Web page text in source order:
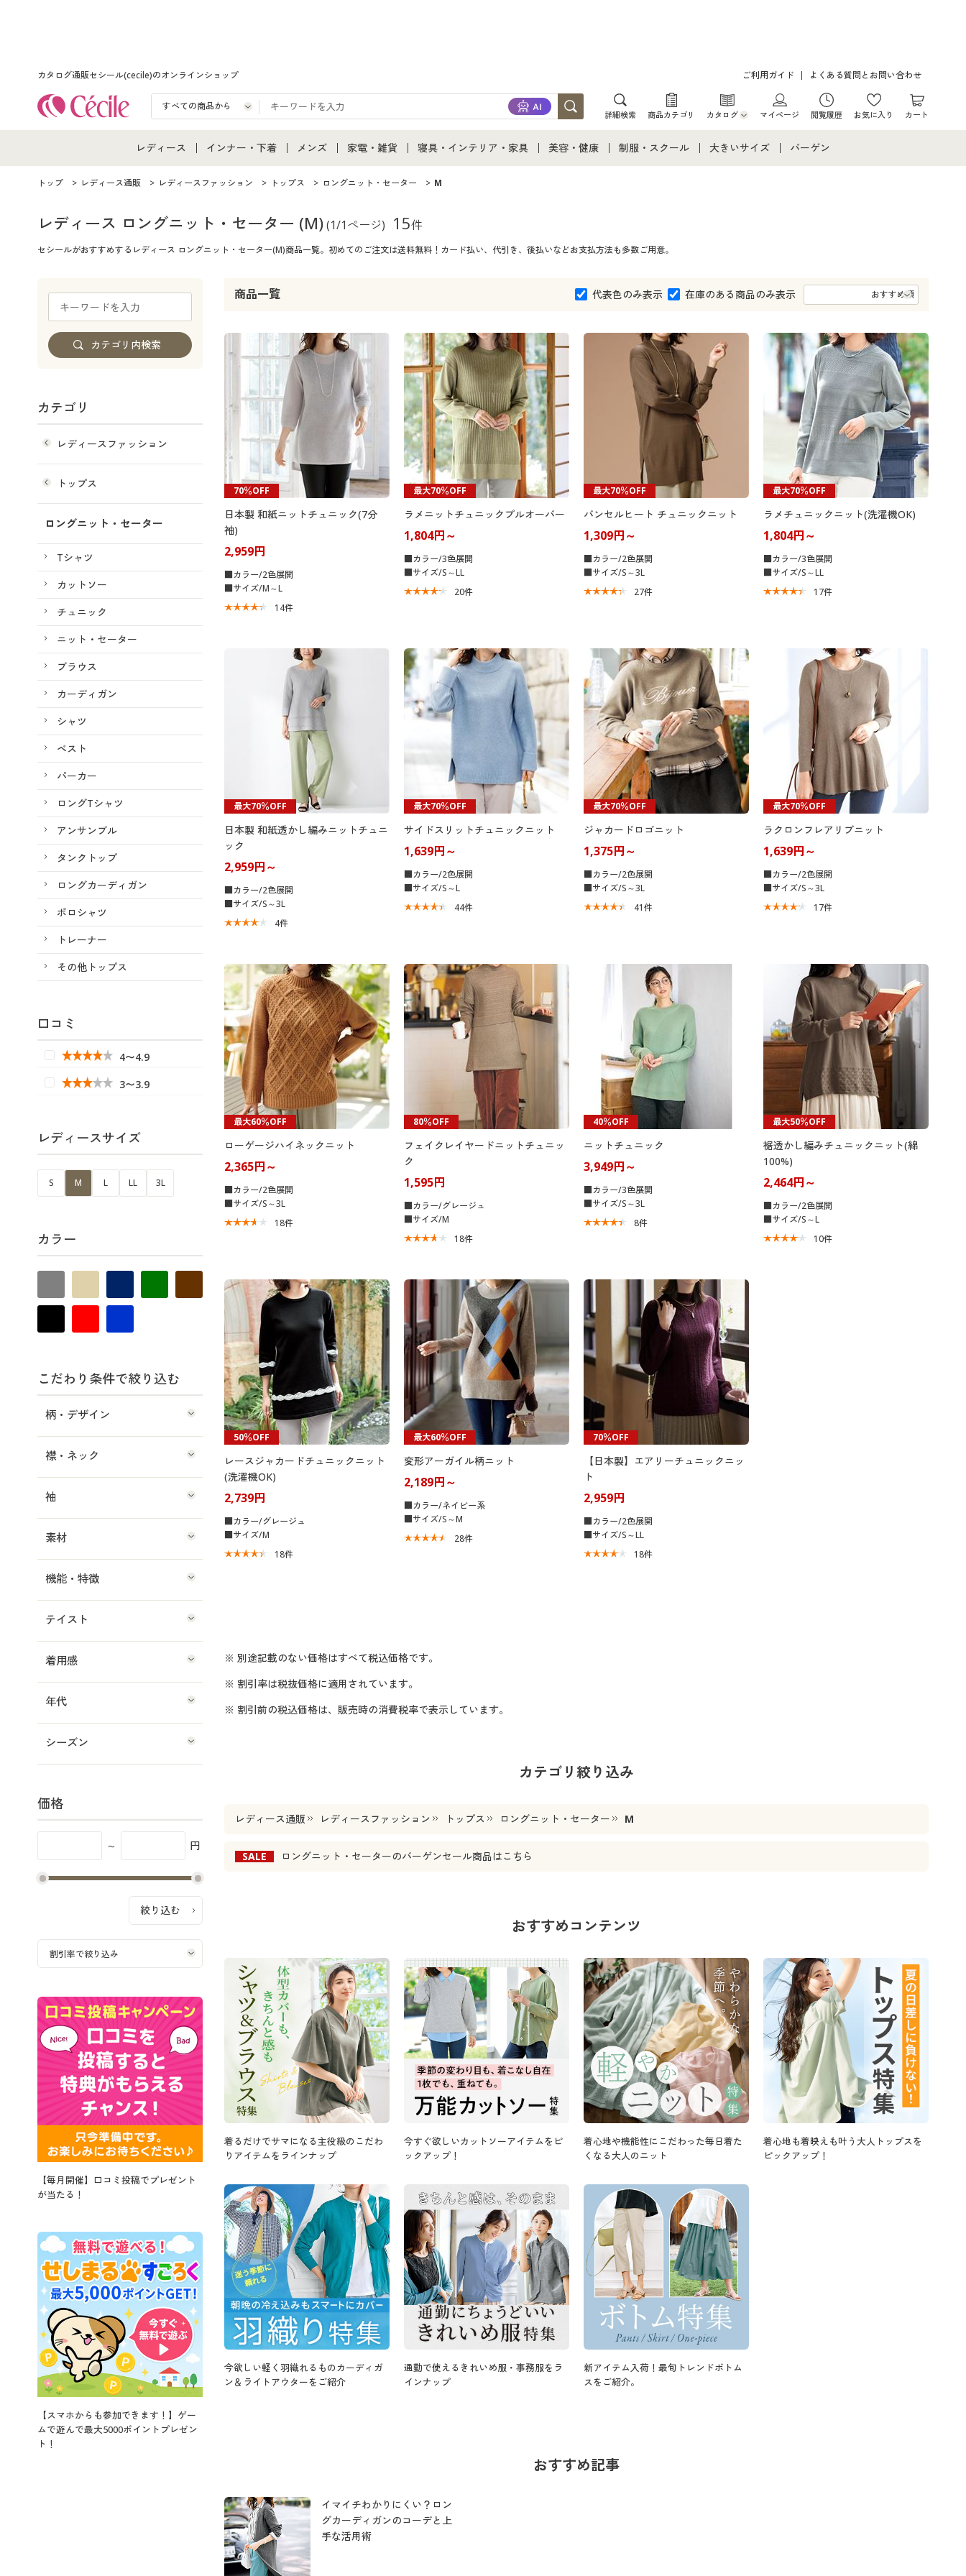
カタログ通販セシール(cecile)のオンラインショップ ご利用ガイド よくある質問とお問い合わせ
詳細検索 商品カテゴリ カタログ
カタログ・チラシからのご注文
マイページ 閲覧履歴 お気に入り カート
レディース
レディース通販すべて
レディースファッション
女性下着
インナー・下着
インナー・下着通販すべて
女性下着
メンズ下着
ジュニア・ティーンズ下着
メンズ
メンズ通販すべて
メンズファッション
メンズ下着
家電・雑貨
家電・雑貨すべて
キッチン・雑貨・日用品
寝具・インテリア・家具
寝具・インテリア・家具通販すべて
寝具・ベッド
美容・健康 制服・スクール
ジュニア・ティーンズ下着
大きいサイズ
大きいサイズ メンズ
バーゲン
トップ レディース通販 レディースファッション トップス ロングニット・セーター M
レディース ロングニット・セーター (M)(1/1ページ) 15件
セシールがおすすめするレディース ロングニット・セーター(M)商品一覧。初めてのご注文は送料無料！カード払い、代引き、後払いなどお支払方法も多数ご用意。
商品一覧 代表色のみ表示 在庫のある商品のみ表示
70％OFF
日本製 和紙ニットチュニック(7分
袖)
2,959円
■カラー/2色展開
■サイズ/M～L
14件
最大70％OFF
ラメニットチュニックプルオーバー
1,804円～
■カラー/3色展開
■サイズ/S～LL
20件
最大70％OFF
バンセルヒート チュニックニット
1,309円～
■カラー/2色展開
■サイズ/S～3L
27件
最大70％OFF
ラメチュニックニット(洗濯機OK)
1,804円～
■カラー/3色展開
■サイズ/S～LL
17件
最大70％OFF
日本製 和紙透かし編みニットチュニ
ック
2,959円～
■カラー/2色展開
■サイズ/S～3L
4件
最大70％OFF
サイドスリットチュニックニット
1,639円～
■カラー/2色展開
■サイズ/S～L
44件
最大70％OFF
ジャカードロゴニット
1,375円～
■カラー/2色展開
■サイズ/S～3L
41件
最大70％OFF
ラクロンフレアリブニット
1,639円～
■カラー/2色展開
■サイズ/S～3L
17件
最大60％OFF
ローゲージハイネックニット
2,365円～
■カラー/2色展開
■サイズ/S～3L
18件
80％OFF
フェイクレイヤードニットチュニッ
ク
1,595円
■カラー/グレージュ
■サイズ/M
18件
40％OFF
ニットチュニック
3,949円～
■カラー/3色展開
■サイズ/S～3L
8件
最大50％OFF
裾透かし編みチュニックニット(綿
100%)
2,464円～
■カラー/2色展開
■サイズ/S～L
10件
50％OFF
レースジャカードチュニックニット
(洗濯機OK)
2,739円
■カラー/グレージュ
■サイズ/M
18件
最大60％OFF
変形アーガイル柄ニット
2,189円～
■カラー/ネイビー系
■サイズ/S～M
28件
70％OFF
【日本製】エアリーチュニックニッ
ト
2,959円
■カラー/2色展開
■サイズ/S～LL
18件
※ 別途記載のない価格はすべて税込価格です。
※ 割引率は税抜価格に適用されています。
※ 割引前の税込価格は、販売時の消費税率で表示しています。
カテゴリ絞り込み
レディース通販 レディースファッション トップス ロングニット・セーター M
SALE ロングニット・セーターのバーゲンセール商品はこちら
おすすめコンテンツ
着るだけでサマになる主役級のこだわ
りアイテムをラインナップ
今すぐ欲しいカットソーアイテムをピ
ックアップ！
着心地や機能性にこだわった毎日着た
くなる大人のニット
着心地も着映えも叶う大人トップスを
ピックアップ！
今欲しい軽く羽織れるものカーディガ
ン＆ライトアウターをご紹介
通勤で使えるきれいめ服・事務服をラ
インナップ
新アイテム入荷！最旬トレンドボトム
スをご紹介。
おすすめ記事
イマイチわかりにくい？ロン
グカーディガンのコーデと上
手な活用術
カテゴリ
レディースファッション
トップス
ロングニット・セーター
Tシャツ
カットソー
チュニック
ニット・セーター
ブラウス
カーディガン
シャツ
ベスト
パーカー
ロングTシャツ
アンサンブル
タンクトップ
ロングカーディガン
ポロシャツ
トレーナー
その他トップス
口コミ
4〜4.9
3〜3.9
レディースサイズ
S M L LL 3L
カラー
こだわり条件で絞り込む
柄・デザイン
襟・ネック
袖
素材
機能・特徴
テイスト
着用感
年代
シーズン
価格
～ 円
【毎月開催】口コミ投稿でプレゼント
が当たる！
【スマホからも参加できます！】ゲー
ムで遊んで最大5000ポイントプレゼン
ト！